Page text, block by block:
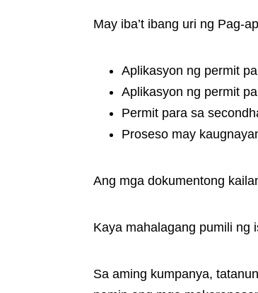
May iba’t ibang uri ng Pag-
Aplikasyon ng permit
Aplikasyon ng permit
Permit para sa
Proseso may
Ang mga dokumentong
Kaya mahalagang pumili ng
Sa aming kumpanya,